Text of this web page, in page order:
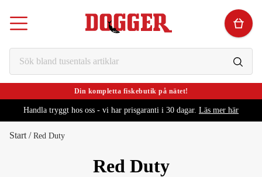
Din kompletta fiskebutik på nätet!
Handla tryggt hos oss - vi har prisgaranti i 30 dagar. Läs mer här
Start / Red Duty
Red Duty